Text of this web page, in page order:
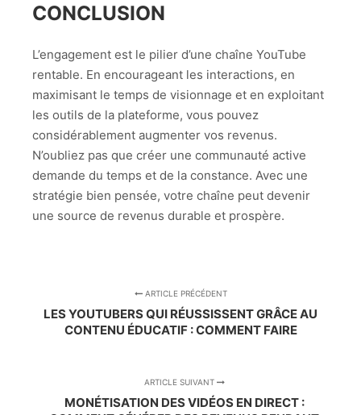
CONCLUSION
L’engagement est le pilier d’une chaîne YouTube
rentable. En encourageant les interactions, en
maximisant le temps de visionnage et en exploitant
les outils de la plateforme, vous pouvez
considérablement augmenter vos revenus.
N’oubliez pas que créer une communauté active
demande du temps et de la constance. Avec une
stratégie bien pensée, votre chaîne peut devenir
une source de revenus durable et prospère.
ARTICLE PRÉCÉDENT
LES YOUTUBERS QUI RÉUSSISSENT GRÂCE AU
CONTENU ÉDUCATIF : COMMENT FAIRE
ARTICLE SUIVANT
MONÉTISATION DES VIDÉOS EN DIRECT :